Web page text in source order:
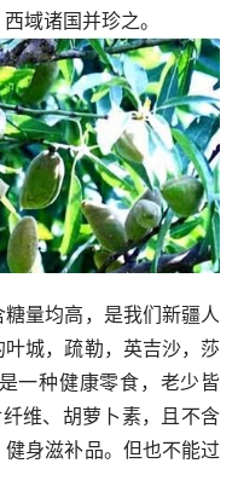
域诸国并珍之。
量均高，是我们新疆人
城，疏勒，英吉沙，莎
一种健康零食，老少皆
维、胡萝卜素，且不含
身滋补品。但也不能过